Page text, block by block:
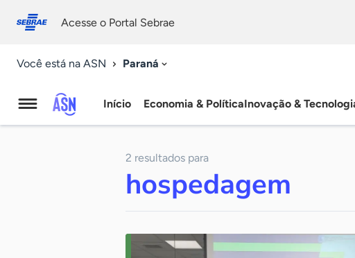
conosco
Acesse o Portal Sebrae
Você está na ASN Paraná
Agência
Notícias
Início Economia & PolíticaInovação &
2 resultados para
hospedagem